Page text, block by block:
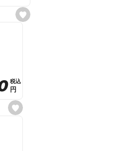
s
e
s
e
税込
税込
円
円